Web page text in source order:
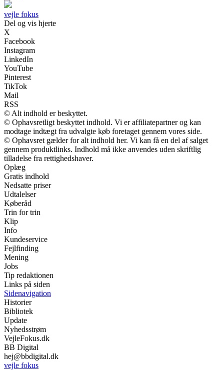
vejle fokus
Del og vis hjerte
X
Facebook
Instagram
LinkedIn
YouTube
Pinterest
TikTok
Mail
RSS
© Alt indhold er beskyttet.
© Ophavsretligt beskyttet indhold. Vi er affiliatepartner og kan
modtage indtægt fra udvalgte køb foretaget gennem vores side.
© Ophavsret gælder for alt indhold her. Vi kan få en del af salget
gennem produktlinks. Indhold må ikke anvendes uden skriftlig
tilladelse fra rettighedshaver.
Oplæg
Gratis indhold
Nedsatte priser
Udtalelser
Køberåd
Trin for trin
Klip
Info
Kundeservice
Fejlfinding
Mening
Jobs
Tip redaktionen
Links på siden
Sidenavigation
Historier
Bibliotek
Update
Nyhedsstrøm
VejleFokus.dk
BB Digital
hej@bbdigital.dk
vejle fokus